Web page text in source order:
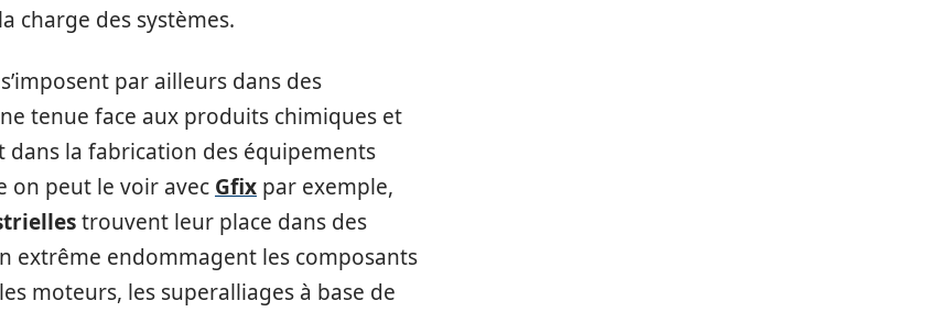
charge des systèmes.
par ailleurs dans des
tenue face aux produits chimiques et
la fabrication des équipements
on peut le voir avec Gfix par exemple,
trouvent leur place dans des
extrême endommagent les composants
moteurs, les superalliages à base de